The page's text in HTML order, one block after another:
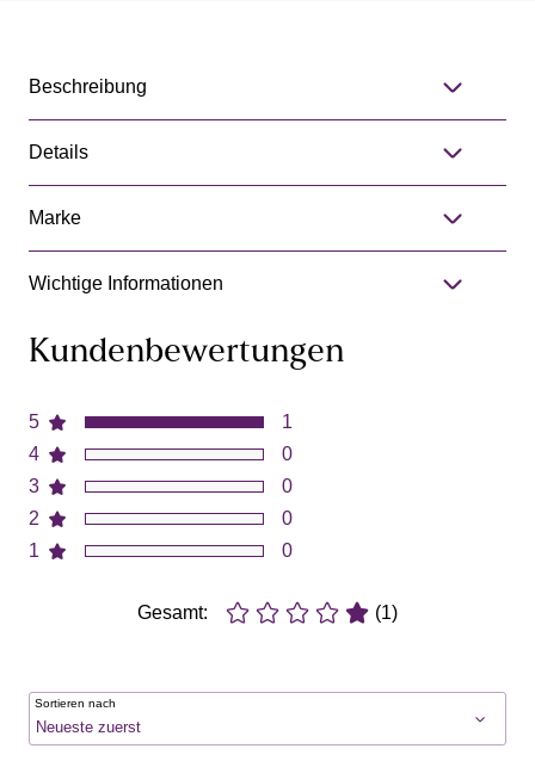
Beschreibung
Details
Marke
Wichtige Informationen
Kundenbewertungen
5
4
3
2
1
1
0
0
0
0
Gesamt: (1)
Sortieren nach